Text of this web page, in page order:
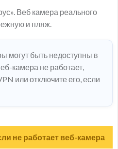
Веб камера реального
и пляж.
могут быть недоступны в
камера не работает,
или отключите его, если
не работает веб-камера